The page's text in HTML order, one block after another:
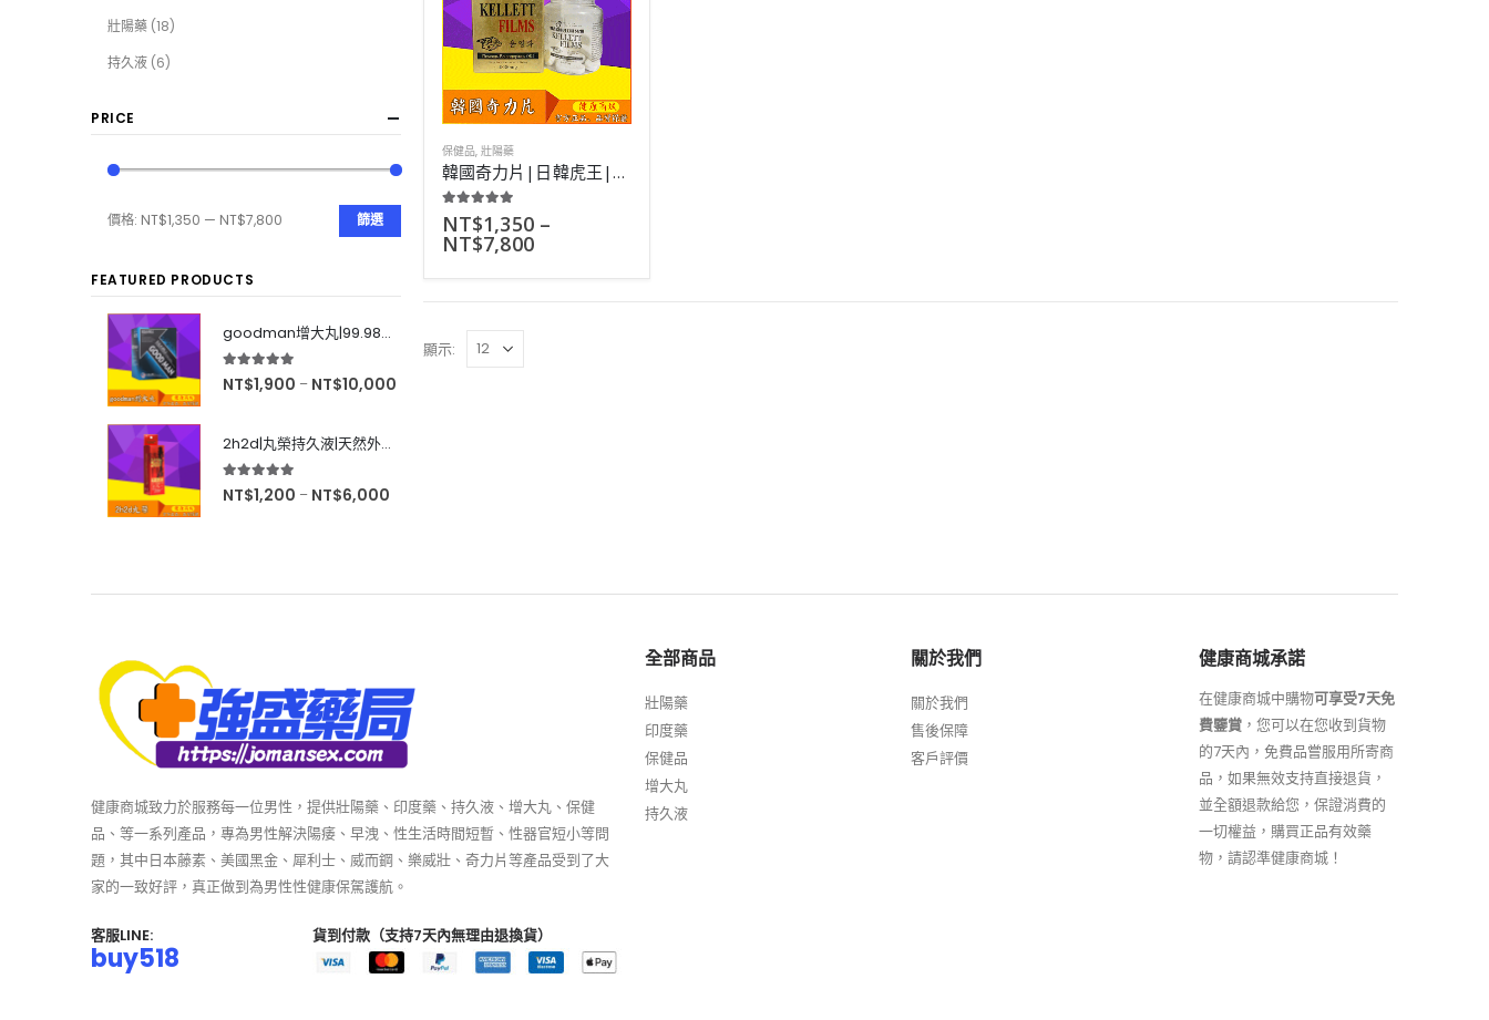
保健品, 壯陽藥
韓國奇力片|日韓虎王|世界草本壯陽第一品牌|胡小禎代言|10粒
5.00out of 5
NT$1,350–
NT$7,800
顯示:
壯陽藥 (18)
持久液 (6)
PRICE
篩選
價格: NT$1,350 — NT$7,800
FEATURED PRODUCTS
goodman增大丸|99.98%有效率|增大後不反彈|效果超好|60粒
5.00 out of 5
NT$1,900 – NT$10,000
2h2d|丸榮持久液|天然外用延時|效果強烈|無色無味|10ml
5.00 out of 5
NT$1,200 – NT$6,000
健康商城致力於服務每一位男性，提供壯陽藥、印度藥、持久液、增大丸、保健
品、等一系列產品，專為男性解決陽痿、早洩、性生活時間短暫、性器官短小等問
題，其中日本藤素、美國黑金、犀利士、威而鋼、樂威壯、奇力片等產品受到了大
家的一致好評，真正做到為男性性健康保駕護航。
客服LINE:
buy518
貨到付款（支持7天內無理由退換貨）
全部商品
壯陽藥
印度藥
保健品
增大丸
持久液
關於我們
關於我們
售後保障
客戶評價
健康商城承諾
在健康商城中購物可享受7天免
費鑒賞 ，您可以在您收到貨物
的7天內，免費品嘗服用所寄商
品，如果無效支持直接退貨，
並全額退款給您，保證消費的
一切權益，購買正品有效藥
物，請認準健康商城！